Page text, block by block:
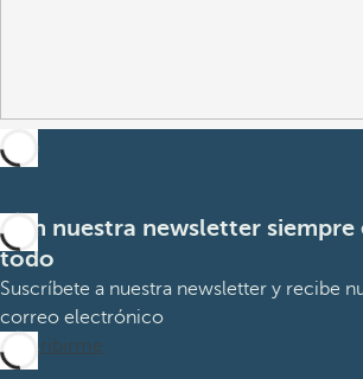
Con nuestra newsletter siempre
todo
Suscríbete a nuestra newsletter y recibe
correo electrónico
Suscribirme